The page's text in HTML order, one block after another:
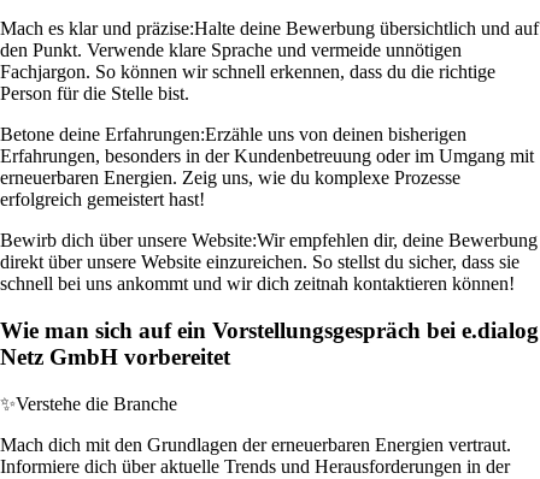
Mach es klar und präzise:Halte deine Bewerbung übersichtlich und auf
den Punkt. Verwende klare Sprache und vermeide unnötigen
Fachjargon. So können wir schnell erkennen, dass du die richtige
Person für die Stelle bist.
Betone deine Erfahrungen:Erzähle uns von deinen bisherigen
Erfahrungen, besonders in der Kundenbetreuung oder im Umgang mit
erneuerbaren Energien. Zeig uns, wie du komplexe Prozesse
erfolgreich gemeistert hast!
Bewirb dich über unsere Website:Wir empfehlen dir, deine Bewerbung
direkt über unsere Website einzureichen. So stellst du sicher, dass sie
schnell bei uns ankommt und wir dich zeitnah kontaktieren können!
Wie man sich auf ein Vorstellungsgespräch bei e.dialog
Netz GmbH vorbereitet
✨Verstehe die Branche
Mach dich mit den Grundlagen der erneuerbaren Energien vertraut.
Informiere dich über aktuelle Trends und Herausforderungen in der